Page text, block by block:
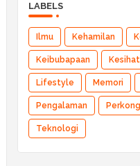
LABELS
Ilmu Kehamilan
Keibubapaan
Lifestyle Memori
Pengalaman
Teknologi